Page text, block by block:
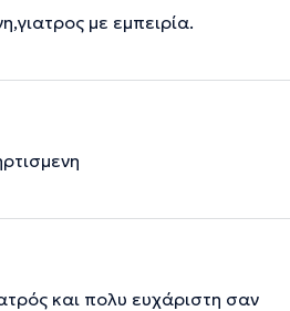
με εμπειρία.
και πολυ ευχάριστη σαν